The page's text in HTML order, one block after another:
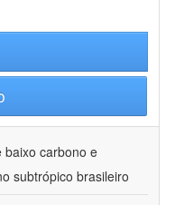
baixo carbono e
subtrópico brasileiro